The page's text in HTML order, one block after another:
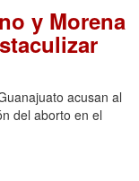
y Morena
acusan al
del aborto en el